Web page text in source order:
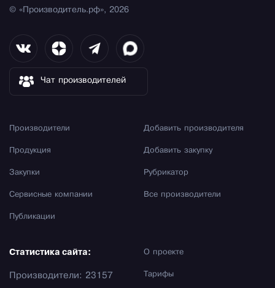
© «Производитель.рф», 2026
Чат производителей
Производители
Продукция
Закупки
Сервисные компании
Публикации
Добавить производителя
Добавить закупку
Рубрикатор
Все производители
О проекте
Тарифы
Статистика сайта:
Производители: 23157